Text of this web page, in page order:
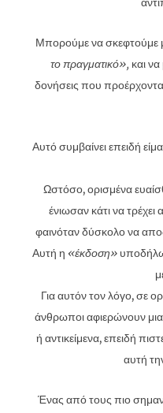
Μπορούμε να σκεφτούμε
το πραγματικό», και
δονήσεις που
Αυτό συμβαίνει επειδή
Ωστόσο, ορισμένα
ένιωσαν κάτι να
φαινόταν δύσκολο να
Αυτή η «έκδοση»
Για αυτόν τον λόγο, σε
άνθρωποι αφιερώνουν μια
ή αντικείμενα, επειδή
αυτή
Ένας από τους πιο